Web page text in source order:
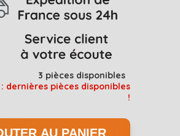
3 pièces disponibles
dernières pièces disponibles
!